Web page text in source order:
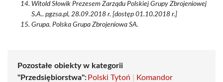
Witold Słowik Prezesem Zarządu Polskiej Grupy Zbrojeniowej
S.A.. pgzsa.pl, 28.09.2018 r. [dostęp 01.10.2018 r.]
Grupa. Polska Grupa Zbrojeniowa SA.
Pozostałe obiekty w kategorii
"Przedsiębiorstwa": Polski Tytoń
Komandor